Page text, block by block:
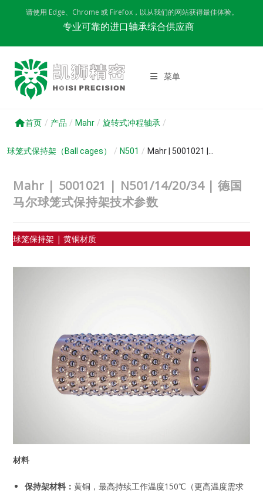
请使用 Edge、Chrome 或 Firefox，以从我们的网站获得最佳体验。
专业可靠的进口轴承综合供应商
菜单
首页 / 产品 / Mahr / 旋转式冲程轴承 /
球笼式保持架（Ball cages） / N501 / Mahr | 5001021 |...
Mahr | 5001021 | N501/14/20/34 | 德国
马尔球笼式保持架技术参数
球笼保持架 | 黄铜材质
材料
保持架材料：黄铜，最高持续工作温度150℃（更高温度需求